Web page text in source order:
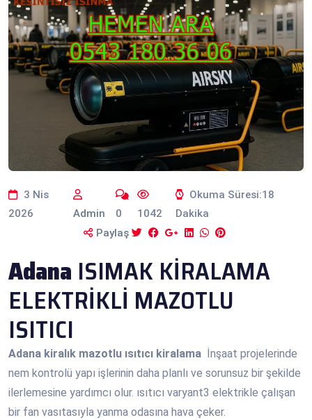
3 Nis
2026
Admin 0 1042
Okuma Süresi:18
Dakika
Paylaş
Adana ISIMAK KİRALAMA
ELEKTRİKLİ MAZOTLU
ISITICI
Adana kiralık mazotlu ısıtıcı kiralama İnşaat projelerinde
nem kontrolü yapı işlerinin daha planlı ve sorunsuz bir şekilde
ilerlemesine yardımcı olur. ısıtıcı varyant3 elektrikle çalışan
bir fan vasıtasıyla yanma odasına hava çeker.